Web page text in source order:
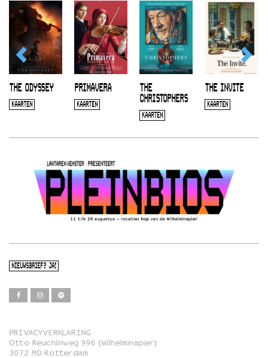
THE ODYSSEY
KAARTEN
PRIMAVERA
KAARTEN
THE
CHRISTOPHERS
KAARTEN
THE INVITE
KAARTEN
NIEUWSBRIEF? JA!
Film
PRIVACYVERKLARING
Otto Reuchlinweg 996 (Wilhelminapier)
3072 MD Rotterdam